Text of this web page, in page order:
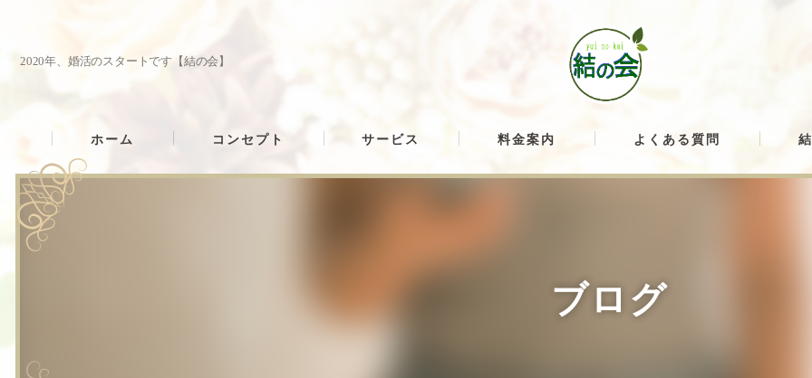
2020年、婚活のスタートです【結の会】
ホーム コンセプト サービス 料金案内 よくある質問
ブログ